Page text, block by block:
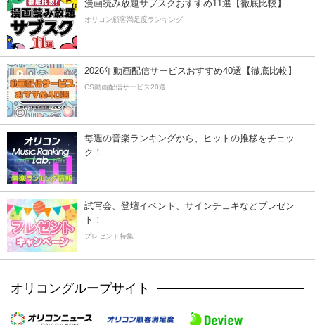
漫画読み放題サブスクおすすめ11選【徹底比較】
オリコン顧客満足度ランキング
2026年動画配信サービスおすすめ40選【徹底比較】
CS動画配信サービス20選
毎週の音楽ランキングから、ヒットの推移をチェッ
ク！
試写会、登壇イベント、サインチェキなどプレゼン
ト！
プレゼント特集
オリコングループサイト